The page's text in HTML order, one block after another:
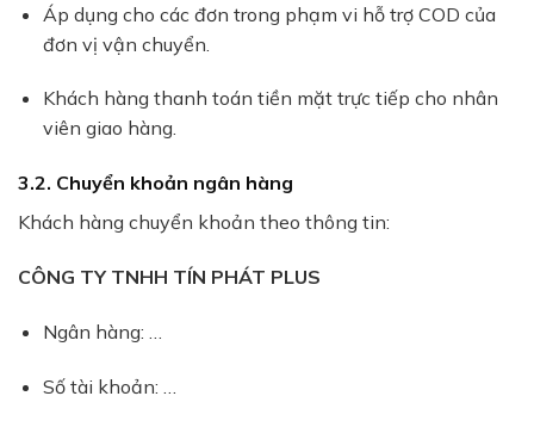
Áp dụng cho các đơn trong phạm vi hỗ trợ COD của
đơn vị vận chuyển.
Khách hàng thanh toán tiền mặt trực tiếp cho nhân
viên giao hàng.
3.2. Chuyển khoản ngân hàng
Khách hàng chuyển khoản theo thông tin:
CÔNG TY TNHH TÍN PHÁT PLUS
Ngân hàng: …
Số tài khoản: …